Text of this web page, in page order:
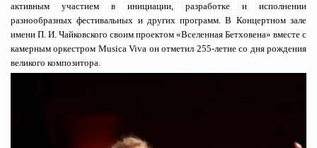
активным участием в инициации, разработке и исполнении
разнообразных фестивальных и других программ. В Концертном зале
имени П. И. Чайковского своим проектом «Вселенная Бетховена» вместе с
камерным оркестром Musica Viva он отметил 255-летие со дня рождения
великого композитора.